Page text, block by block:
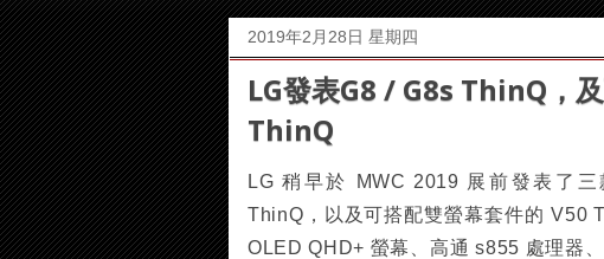
2019年2月28日 星期四
LG發表G8 / G8s ThinQ，
ThinQ
LG 稍早於 MWC 2019 展前發表了
ThinQ，以及可搭配雙螢幕套件的 V50
OLED QHD+ 螢幕、高通 s855 處理器